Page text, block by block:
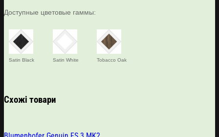
Доступные цветовые гаммы:
Satin Black Satin White Tobacco Oak
Схожі товари